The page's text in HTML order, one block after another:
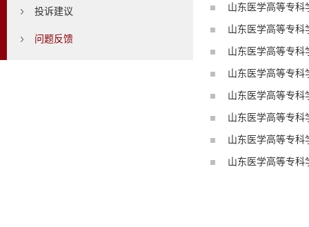
投诉建议
问题反馈
山东医学高等专科
山东医学高等专科
山东医学高等专科
山东医学高等专科
山东医学高等专科
山东医学高等专科
山东医学高等专科
山东医学高等专科